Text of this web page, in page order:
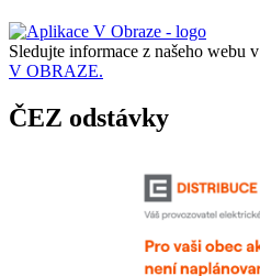
Sledujte informace z našeho webu v
V OBRAZE.
ČEZ odstávky